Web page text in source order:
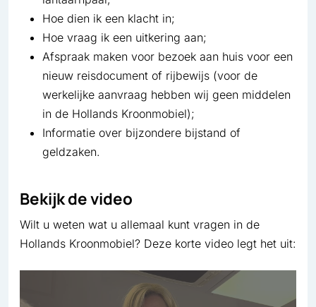
Hoe dien ik een klacht in;
Hoe vraag ik een uitkering aan;
Afspraak maken voor bezoek aan huis voor een
nieuw reisdocument of rijbewijs (voor de
werkelijke aanvraag hebben wij geen middelen
in de Hollands Kroonmobiel);
Informatie over bijzondere bijstand of
geldzaken.
Bekijk de video
Wilt u weten wat u allemaal kunt vragen in de
Hollands Kroonmobiel? Deze korte video legt het uit: